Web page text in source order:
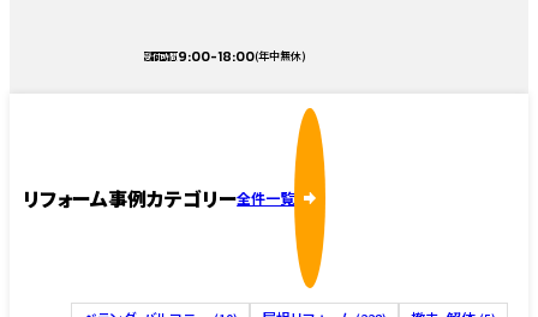
受付時間9:00-18:00(年中無休)
リフォーム事例カテゴリー全件一覧